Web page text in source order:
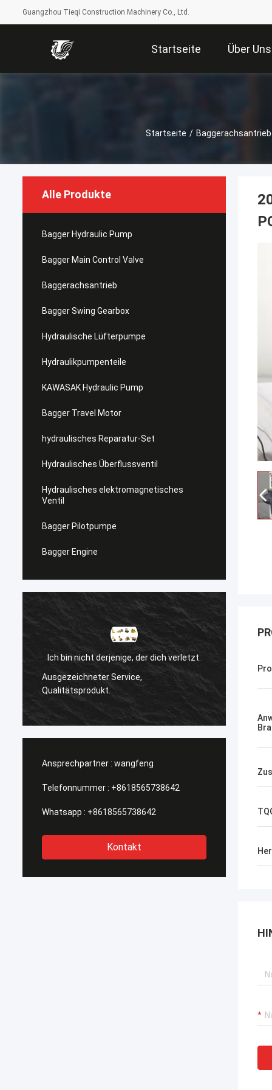
Guangzhou Tieqi Construction Machinery Co., Ltd.
Startseite Über Uns
Startseite / Baggerachsantrieb
Alle Produkte
Bagger Hydraulic Pump
Bagger Main Control Valve
Baggerachsantrieb
Bagger Swing Gearbox
Hydraulische Lüfterpumpe
Hydraulikpumpenteile
KAWASAK Hydraulic Pump
Bagger Travel Motor
hydraulisches Reparatur-Set
Hydraulisches Überflussventil
Hydraulisches elektromagnetisches
Ventil
Bagger Pilotpumpe
Bagger Engine
Sanёк Нижегородский
Management-Service, schnell und schnell.
Ansprechpartner : wangfeng
Telefonnummer : +8618565738642
Whatsapp : +8618565738642
Kontakt